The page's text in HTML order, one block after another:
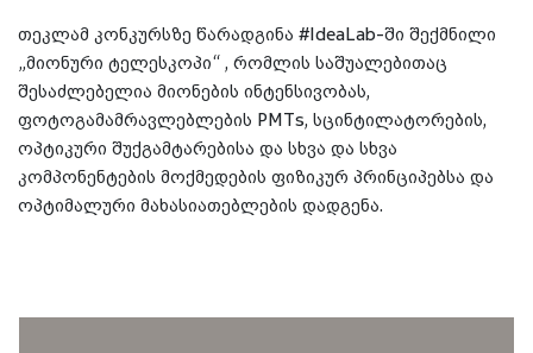
თეკლამ კონკურსზე წარადგინა #IdeaLab-ში შექმნილი
„მიონური ტელესკოპი“ , რომლის საშუალებითაც
შესაძლებელია მიონების ინტენსივობას,
ფოტოგამამრავლებლების PMTs, სცინტილატორების,
ოპტიკური შუქგამტარებისა და სხვა და სხვა
კომპონენტების მოქმედების ფიზიკურ პრინციპებსა და
ოპტიმალური მახასიათებლების დადგენა.